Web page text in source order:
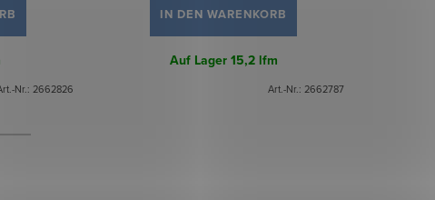
Nr.: 2662826
IN DEN WARENKORB
Auf Lager15,2 lfm
Art.-Nr.: 2662787